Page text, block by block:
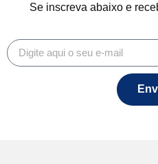
Se inscreva abaixo e